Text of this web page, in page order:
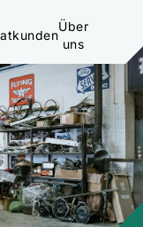
Über
uns